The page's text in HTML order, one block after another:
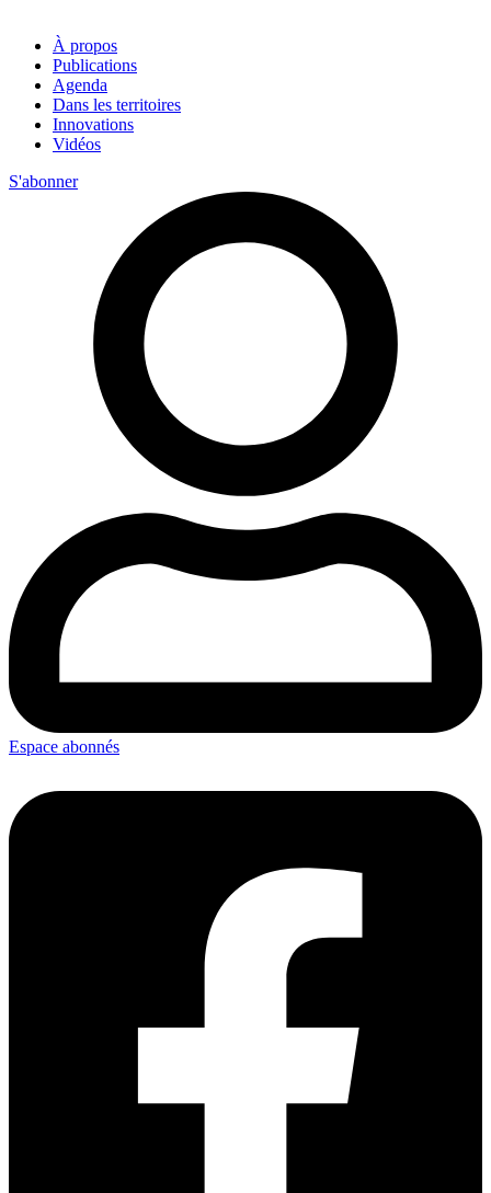
À propos
Publications
Agenda
Dans les territoires
Innovations
Vidéos
S'abonner
Espace abonnés